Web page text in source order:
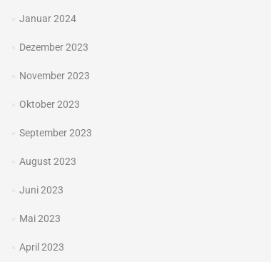
Januar 2024
Dezember 2023
November 2023
Oktober 2023
September 2023
August 2023
Juni 2023
Mai 2023
April 2023